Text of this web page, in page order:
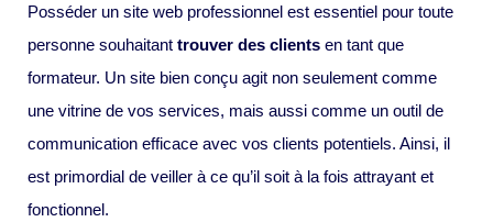
Posséder un site web professionnel est essentiel pour toute
personne souhaitant trouver des clients en tant que
formateur. Un site bien conçu agit non seulement comme
une vitrine de vos services, mais aussi comme un outil de
communication efficace avec vos clients potentiels. Ainsi, il
est primordial de veiller à ce qu’il soit à la fois attrayant et
fonctionnel.